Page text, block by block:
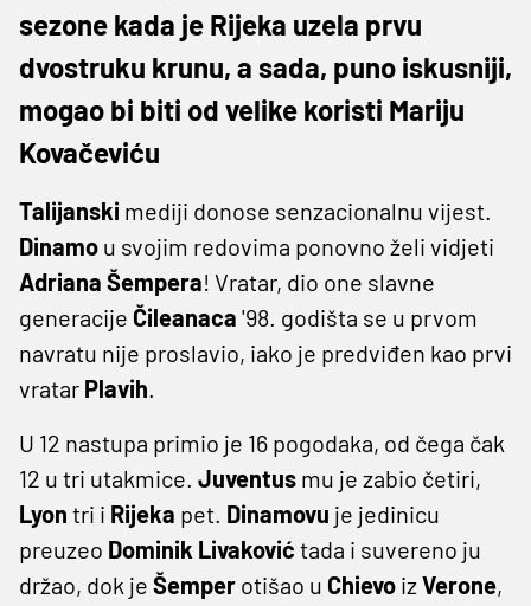
sezone kada je Rijeka uzela prvu
dvostruku krunu, a sada, puno iskusniji,
mogao bi biti od velike koristi Mariju
Kovačeviću
Talijanski mediji donose senzacionalnu vijest.
Dinamo u svojim redovima ponovno želi vidjeti
Adriana Šempera! Vratar, dio one slavne
generacije Čileanaca '98. godišta se u prvom
navratu nije proslavio, iako je predviđen kao prvi
vratar Plavih.
U 12 nastupa primio je 16 pogodaka, od čega čak
12 u tri utakmice. Juventus mu je zabio četiri,
Lyon tri i Rijeka pet. Dinamovu je jedinicu
preuzeo Dominik Livaković tada i suvereno ju
držao, dok je Šemper otišao u Chievo izVerone,